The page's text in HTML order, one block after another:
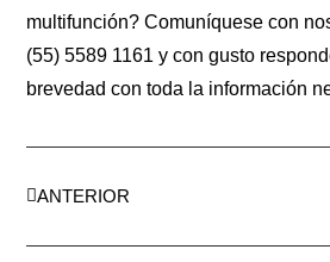
multifunción? Comuníquese con
(55) 5589 1161 y con gusto
brevedad con toda la información
ANTERIOR